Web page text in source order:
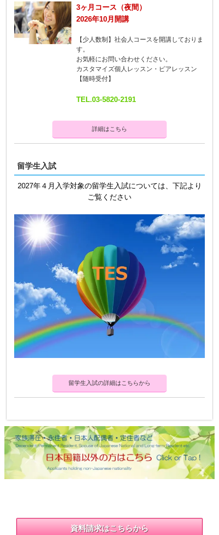
3ヶ月コース（夜間）
2026年10月開講
【少人数制】社会人コースを開講しておりま
す。
お気軽にお問い合わせください。
カスタマイズ個人レッスン・ピアレッスン
【随時受付】
TEL.03-5820-2191
詳細はこちら
留学生入試
2027年４月入学対象の留学生入試については、下記より
ご覧ください
留学生入試の詳細はこちらから
資料請求はこちらから